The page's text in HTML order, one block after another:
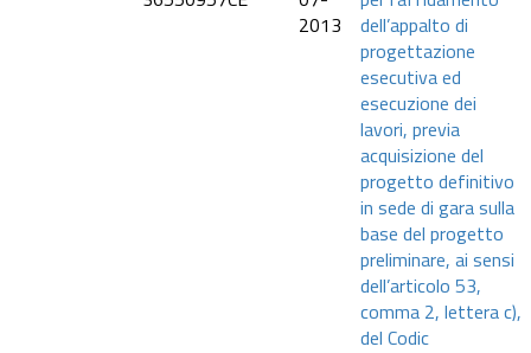
2013
dell’appalto di
progettazione
esecutiva ed
esecuzione dei
lavori, previa
acquisizione del
progetto definitivo
in sede di gara sulla
base del progetto
preliminare, ai sensi
dell’articolo 53,
comma 2, lettera c),
del Codic